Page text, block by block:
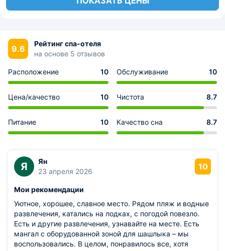
9.6
Рейтинг спа-отеля
на основе 5 отзывов
Расположение 10 Обслуживание 10
Цена/качество 10 Чистота 8.7
Питание 10 Качество сна 8.7
Я
Ян
23 апреля 2026
10
Мои рекомендации
Уютное, хорошее, славное место. Рядом пляж и водные
развлечения, катались на лодках, с погодой повезло.
Есть и другие развлечения, узнавайте на месте. Есть
мангал с оборудованной зоной для шашлыка – мы
воспользовались. В целом, понравилось все, хотя